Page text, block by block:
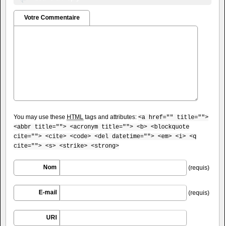
Votre Commentaire
You may use these HTML tags and attributes: <a href="" title="">
<abbr title=""> <acronym title=""> <b> <blockquote
cite=""> <cite> <code> <del datetime=""> <em> <i> <q
cite=""> <s> <strike> <strong>
Nom (requis)
E-mail (requis)
URI